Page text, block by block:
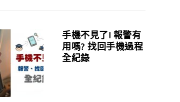
手機不見了! 報警有
用嗎? 找回手機過程
全紀錄